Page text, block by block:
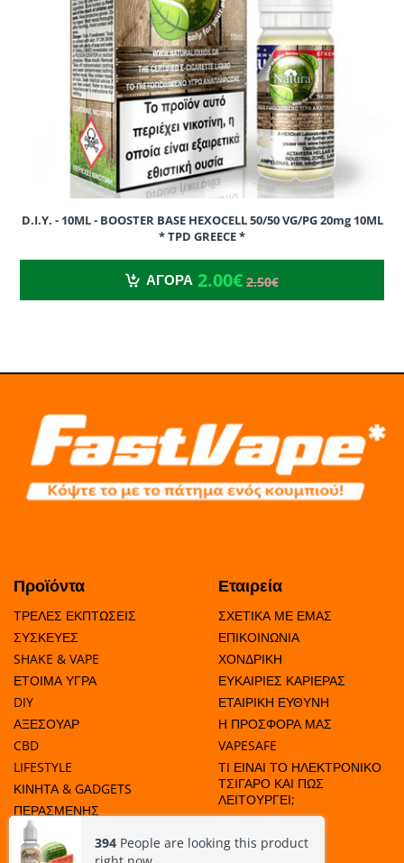
D.I.Y. - 10ML - BOOSTER BASE HEXOCELL 50/50 VG/PG 20mg 10ML
* TPD GREECE *
ΑΓΟΡΑ 2.00€ 2.50€
Προϊόντα
ΤΡΕΛΕΣ ΕΚΠΤΩΣΕΙΣ
ΣΥΣΚΕΥΕΣ
SHAKE & VAPE
ΕΤΟΙΜΑ ΥΓΡΑ
DIY
ΑΞΕΣΟΥΑΡ
CBD
LIFESTYLE
ΚΙΝΗΤΑ & GADGETS
ΠΕΡΑΣΜΕΝΗΣ
ΗΜΕΡΟΜΗΝΙΑΣ
Εταιρεία
ΣΧΕΤΙΚΑ ΜΕ ΕΜΑΣ
ΕΠΙΚΟΙΝΩΝΙΑ
ΧΟΝΔΡΙΚΗ
ΕΥΚΑΙΡΙΕΣ ΚΑΡΙΕΡΑΣ
ΕΤΑΙΡΙΚΗ ΕΥΘΥΝΗ
Η ΠΡΟΣΦΟΡΑ ΜΑΣ
VAPESAFE
ΤΙ ΕΙΝΑΙ ΤΟ ΗΛΕΚΤΡΟΝΙΚΟ
ΤΣΙΓΑΡΟ ΚΑΙ ΠΩΣ
ΛΕΙΤΟΥΡΓΕΙ;
394 People are looking this product